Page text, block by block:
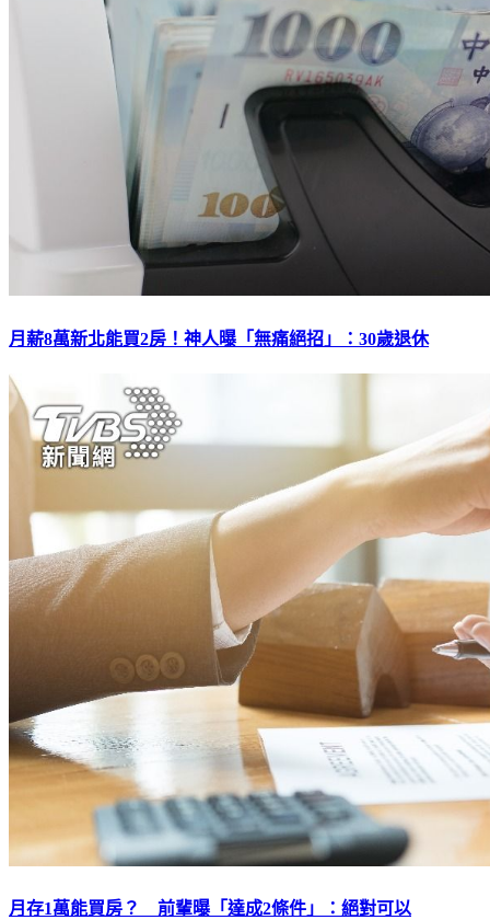
月薪8萬新北能買2房！神人曝「無痛絕招」：30歲退休
月存1萬能買房？ 前輩曝「達成2條件」：絕對可以